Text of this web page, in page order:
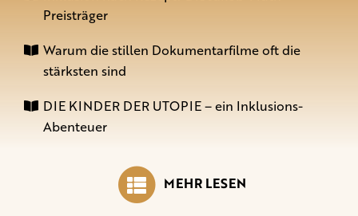
Preisträger
Warum die stillen Dokumentarfilme oft die
stärksten sind
DIE KINDER DER UTOPIE – ein Inklusions-
Abenteuer
MEHR LESEN